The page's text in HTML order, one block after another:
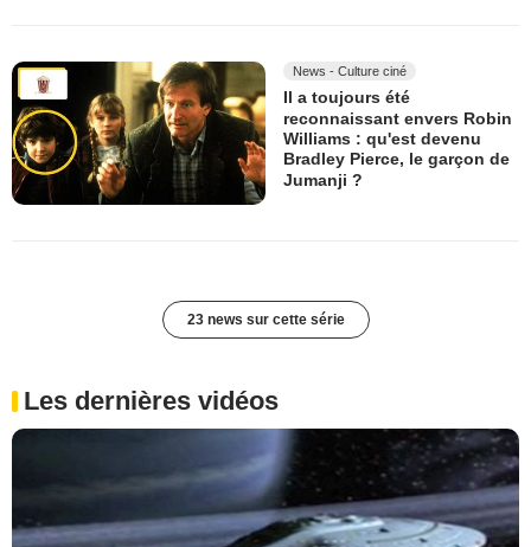
News - Culture ciné
Il a toujours été
reconnaissant envers Robin
Williams : qu'est devenu
Bradley Pierce, le garçon de
Jumanji ?
23 news sur cette série
Les dernières vidéos